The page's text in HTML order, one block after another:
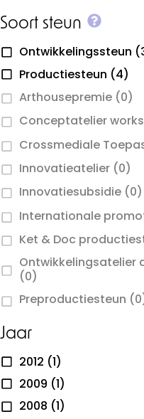
Soort steun More
Ontwikkelingssteun
Productiesteun (4)
Arthousepremie (0)
Conceptatelier
Crossmediale
Innovatieatelier (0)
Innovatiesubsidie (0)
Internationale
Ket & Doc
Ontwikkelingsatelier
(0)
Preproductiesteun
Jaar
2012 (1)
2009 (1)
2008 (1)